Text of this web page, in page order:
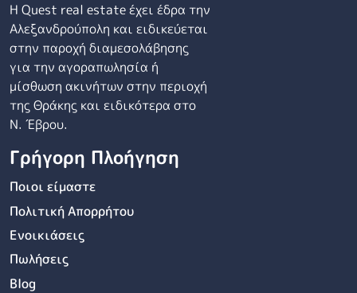
Η Quest real estate έχει έδρα την
Αλεξανδρούπολη και ειδικεύεται
στην παροχή διαμεσολάβησης
για την αγοραπωλησία ή
μίσθωση ακινήτων στην περιοχή
της Θράκης και ειδικότερα στο
Ν. Έβρου.
Γρήγορη Πλοήγηση
Ποιοι είμαστε
Πολιτική Απορρήτου
Ενοικιάσεις
Πωλήσεις
Blog